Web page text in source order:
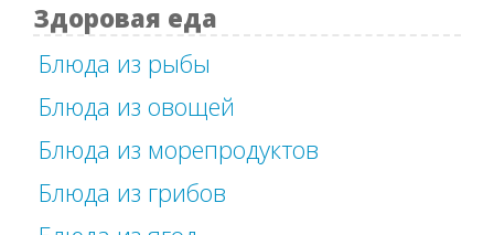
Здоровая еда
Блюда из рыбы
Блюда из овощей
Блюда из морепродуктов
Блюда из грибов